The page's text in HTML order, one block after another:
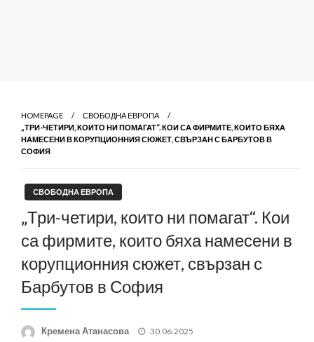
HOMEPAGE
СВОБОДНА ЕВРОПА
„ТРИ-ЧЕТИРИ, КОИТО НИ ПОМАГАТ“. КОИ СА ФИРМИТЕ, КОИТО БЯХА
НАМЕСЕНИ В КОРУПЦИОННИЯ СЮЖЕТ, СВЪРЗАН С БАРБУТОВ В
СОФИЯ
СВОБОДНА ЕВРОПА
„Три-четири, които ни помагат“. Кои
са фирмите, които бяха намесени в
корупционния сюжет, свързан с
Барбутов в София
Кремена Атанасова
Posted
30.06.2025